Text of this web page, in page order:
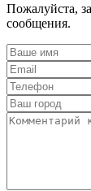
Пожалуйста,
сообщения.